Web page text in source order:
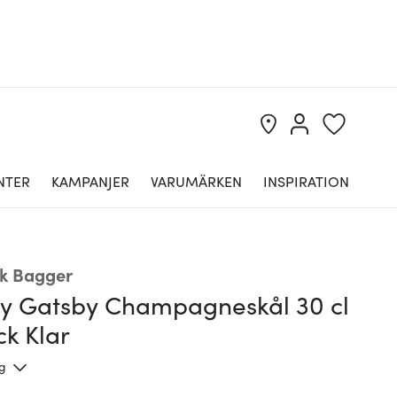
KAMPANJER VARUMÄRKEN INSPIRATION
Bagger
Gatsby Champagneskål 30 cl
Klar